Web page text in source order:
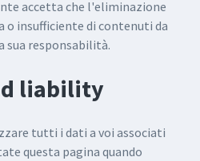
accetta che l'eliminazione
o insufficiente di contenuti da
sua responsabilità.
liability
tutti i dati a voi associati
questa pagina quando